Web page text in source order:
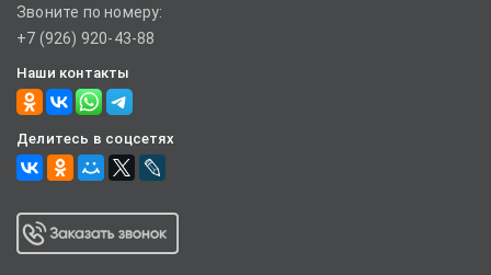
Звоните по номеру:
+7 (926) 920-43-88
Наши контакты
Делитесь в соцсетях